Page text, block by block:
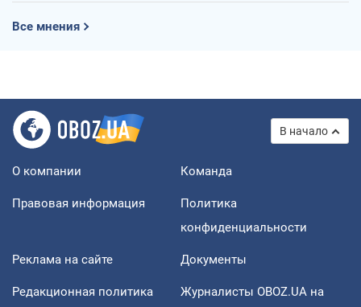
Все мнения
В начало
О компании Команда
Правовая информация
Политика
конфиденциальности
Реклама на сайте Документы
Редакционная политика
Журналисты OBOZ.UA на